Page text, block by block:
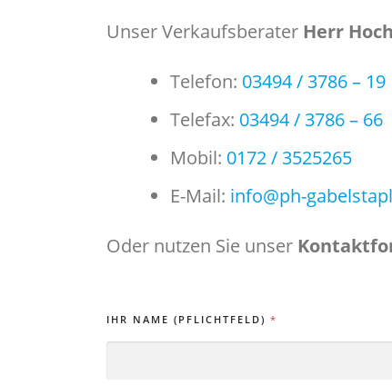
Unser Verkaufsberater Herr
Telefon: 03494 / 3786 – 19
Telefax: 03494 / 3786 – 66
Mobil: 0172 / 3525265
E-Mail: info@ph-
Oder nutzen Sie unser
IHR NAME (PFLICHTFELD) *